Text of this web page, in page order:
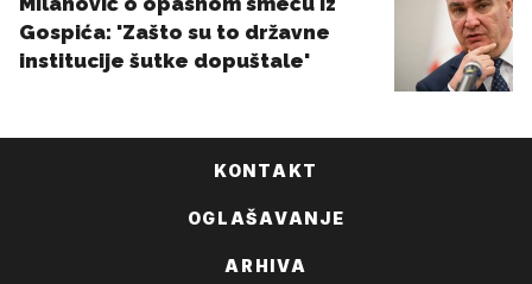
KONTAKT
OGLAŠAVANJE
ARHIVA